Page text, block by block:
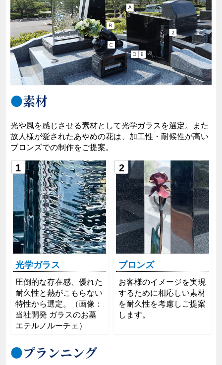
素材
光や風を感じさせる素材として光学ガラスを選定。また
故人様が愛されたあやめの花は、加工性・耐候性が高い
ブロンズでの制作をご提案。
1
光学ガラス
圧倒的な存在感、優れた
耐久性と熱がこもらない
特性から選定。（画像：
当社開発 ガラスのお墓
エテルノルーチェ）
2
ブロンズ
お客様のイメージを実現
するために相応しい素材
を耐久性を考慮しご提案
します。
プランニング